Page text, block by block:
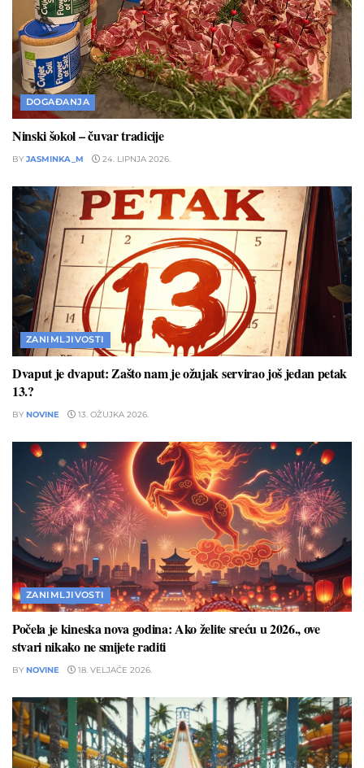
DOGAĐANJA
Ninski šokol – čuvar tradicije
BY JASMINKA_M 24. LIPNJA 2026.
ZANIMLJIVOSTI
Dvaput je dvaput: Zašto nam je ožujak servirao još jedan petak
13.?
BY NOVINE 13. OŽUJKA 2026.
ZANIMLJIVOSTI
Počela je kineska nova godina: Ako želite sreću u 2026., ove
stvari nikako ne smijete raditi
BY NOVINE 18. VELJAČE 2026.